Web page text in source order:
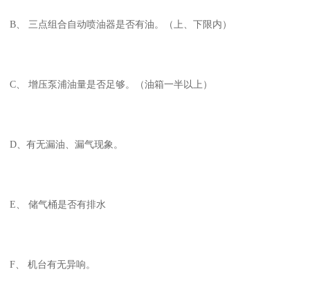
B、 三点组合自动喷油器是否有油。（上、下限内）
C、 增压泵浦油量是否足够。（油箱一半以上）
D、有无漏油、漏气现象。
E、 储气桶是否有排水
F、 机台有无异响。